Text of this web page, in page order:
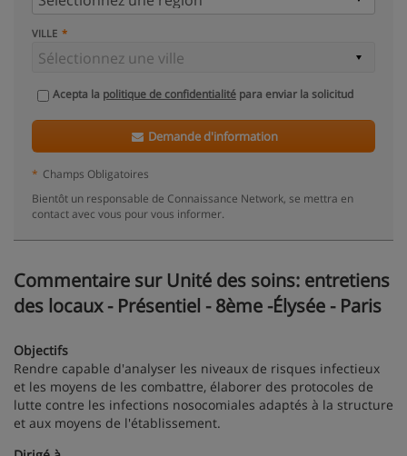
VILLE
Acepta la politique de confidentialité para enviar la solicitud
Demande d'information
* Champs Obligatoires
Bientôt un responsable de Connaissance Network, se mettra en
contact avec vous pour vous informer.
Commentaire sur Unité des soins: entretiens
des locaux - Présentiel - 8ème -Élysée - Paris
Objectifs
Rendre capable d'analyser les niveaux de risques infectieux
et les moyens de les combattre, élaborer des protocoles de
lutte contre les infections nosocomiales adaptés à la structure
et aux moyens de l'établissement.